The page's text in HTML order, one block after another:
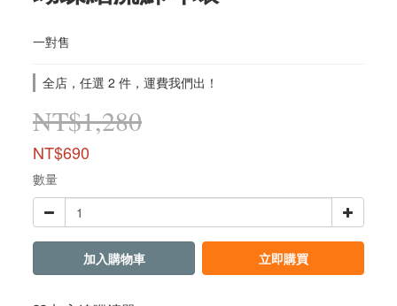
一對售
全店，任選 2 件，運費我們出！
NT$1,280
NT$690
數量
加入購物車 立即購買